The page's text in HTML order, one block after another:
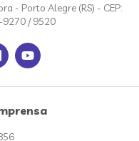
- Porto Alegre (RS) - CEP:
/ 9520